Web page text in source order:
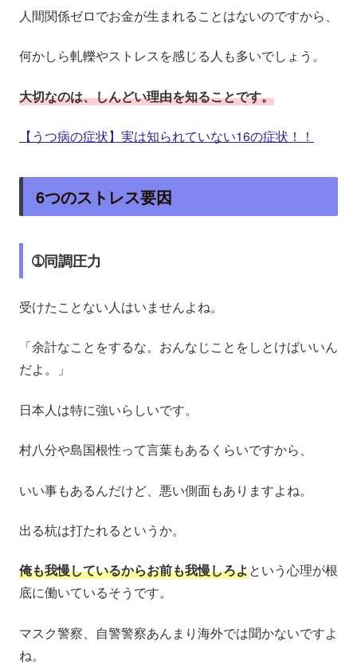
人間関係ゼロでお金が生まれることはないのですから、
何かしら軋轢やストレスを感じる人も多いでしょう。
大切なのは、しんどい理由を知ることです。
【うつ病の症状】実は知られていない16の症状！！
6つのストレス要因
➀同調圧力
受けたことない人はいませんよね。
「余計なことをするな。おんなじことをしとけばいいん
だよ。」
日本人は特に強いらしいです。
村八分や島国根性って言葉もあるくらいですから、
いい事もあるんだけど、悪い側面もありますよね。
出る杭は打たれるというか。
俺も我慢しているからお前も我慢しろよという心理が根
底に働いているそうです。
マスク警察、自警警察あんまり海外では聞かないですよ
ね。